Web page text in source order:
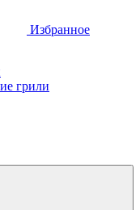
Избранное
грили